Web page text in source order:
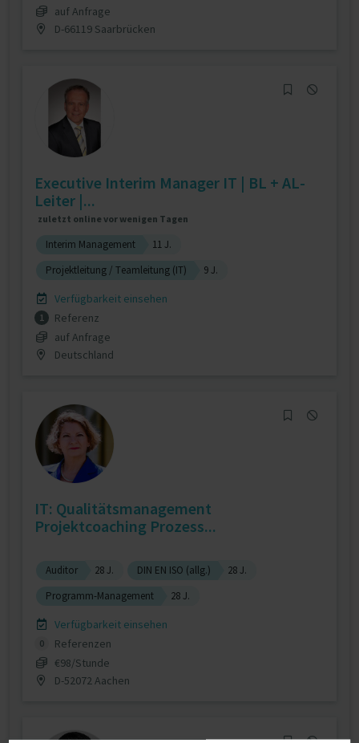
auf Anfrage
D-66119 Saarbrücken
Executive Interim Manager IT | BL + AL-
Leiter |...
zuletzt online vor wenigen Tagen
Interim Management
11 J.
Projektleitung / Teamleitung (IT)
9 J.
Verfügbarkeit einsehen
1
Referenz
auf Anfrage
Deutschland
IT: Qualitätsmanagement
Projektcoaching Prozess...
Auditor 28 J. DIN EN ISO (allg.)
28 J.
Programm-Management
28 J.
Verfügbarkeit einsehen
0
Referenzen
€98/Stunde
D-52072 Aachen